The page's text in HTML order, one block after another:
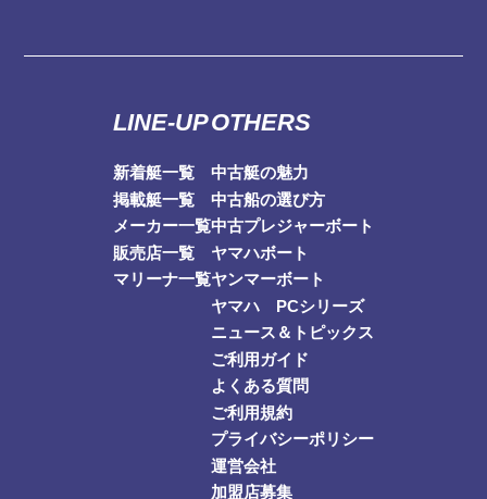
LINE-UP
新着艇一覧
掲載艇一覧
メーカー一覧
販売店一覧
マリーナ一覧
OTHERS
中古艇の魅力
中古船の選び方
中古プレジャーボート
ヤマハボート
ヤンマーボート
ヤマハ PCシリーズ
ニュース＆トピックス
ご利用ガイド
よくある質問
ご利用規約
プライバシーポリシー
運営会社
加盟店募集